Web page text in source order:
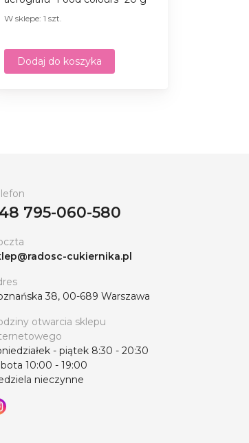
W sklepe: 1 szt.
Dodaj do koszyka
795-060-580
cukiernika.pl
38, 00-689 Warszawa
otwarcia sklepu
- piątek 8:30 - 20:30
10:00 - 19:00
nieczynne